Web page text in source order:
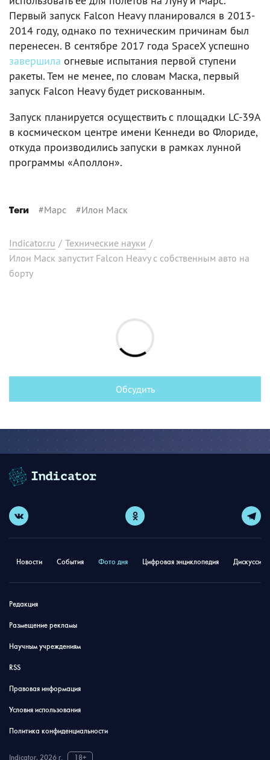
Первый запуск Falcon Heavy планировался в 2013-
2014 году, однако по техническим причинам был
перенесен. В сентябре 2017 года SpaceX успешно
завершила огневые испытания первой ступени
ракеты. Тем не менее, по словам Маска, первый
запуск Falcon Heavy будет рискованным.
Запуск планируется осуществить с площадки LC-39A
в космическом центре имени Кеннеди во Флориде,
откуда производились запуски в рамках лунной
программы «Аполлон».
Теги #Марс #Илон Маск
Indicator.ru / Технические науки /
Илон Маск запустит Falcon Heavy с собственным авто на
борту
Обсудить
Новости События Фото дня Цифровая энциклопедия
Редакция
Размещение рекламы
Научным учреждениям
RSS
Правовая информация
Условия использования
Политика конфиденциальности
Indicator, 2026 г. 18+